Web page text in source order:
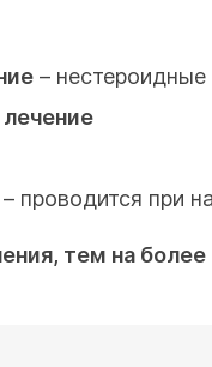
–
– проводится при
тем на